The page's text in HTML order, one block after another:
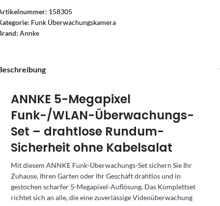
158305
Funk Überwachungskamera
Annke
ANNKE 5-Megapixel
Funk-/WLAN-Überwachungs-
Set – drahtlose Rundum-
Sicherheit ohne Kabelsalat
Mit diesem ANNKE Funk-Überwachungs-Set sichern Sie Ihr
Zuhause, Ihren Garten oder Ihr Geschäft drahtlos und in
gestochen scharfer 5-Megapixel-Auflösung. Das Komplettset
richtet sich an alle, die eine zuverlässige Videoüberwachung